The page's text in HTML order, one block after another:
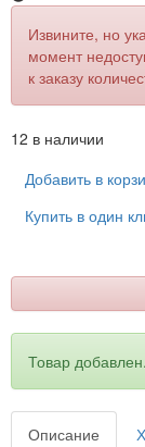
Извините, но
момент
к заказу
12 в наличии
Добавить в
Купить в один
Товар добавлен.
Описание